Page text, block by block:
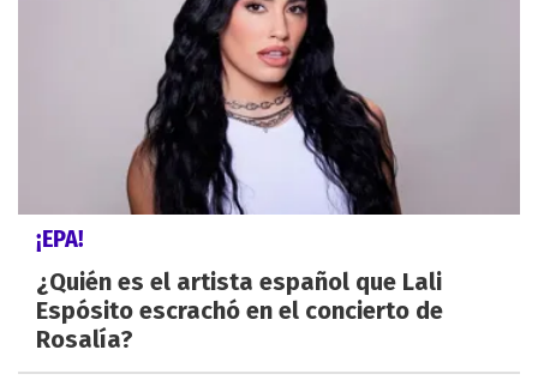
¡EPA!
¿Quién es el artista español que Lali
Espósito escrachó en el concierto de
Rosalía?